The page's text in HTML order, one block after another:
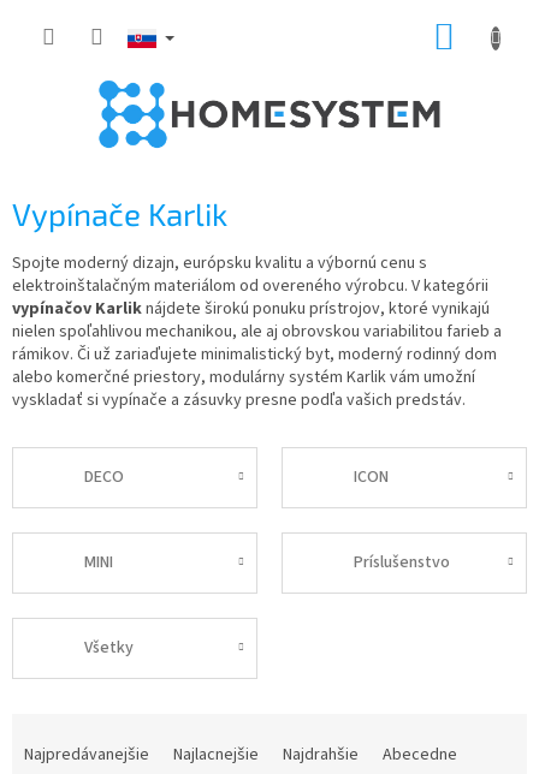
Vypínače Karlik
Spojte moderný dizajn, európsku kvalitu a výbornú cenu s
elektroinštalačným materiálom od overeného výrobcu. V kategórii
vypínačov Karliknájdete širokú ponuku prístrojov, ktoré vynikajú
nielen spoľahlivou mechanikou, ale aj obrovskou variabilitou farieb a
rámikov. Či už zariaďujete minimalistický byt, moderný rodinný dom
alebo komerčné priestory, modulárny systém Karlik vám umožní
vyskladať si vypínače a zásuvky presne podľa vašich predstáv.
DECO ICON
MINI Príslušenstvo
Všetky
Najpredávanejšie Najlacnejšie Najdrahšie Abecedne